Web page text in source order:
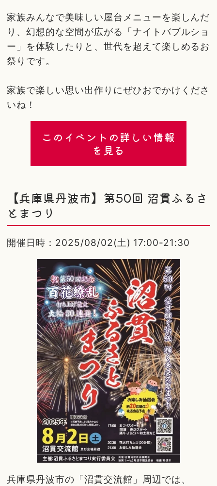
家族みんなで美味しい屋台メニューを楽しんだ
り、幻想的な空間が広がる「ナイトバブルショ
ー」を体験したりと、世代を超えて楽しめるお
祭りです。
家族で楽しい思い出作りにぜひおでかけくださ
いね！
このイベントの詳しい情報
を見る
【兵庫県丹波市】第50回 沼貫ふるさ
とまつり
開催日時：2025/08/02(土) 17:00-21:30
兵庫県丹波市の「沼貫交流館」周辺では、